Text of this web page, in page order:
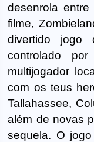
desenrola
filme,
divertido
controlado
multijogador
com os teus
Tallahassee,
além de novas
sequela. O